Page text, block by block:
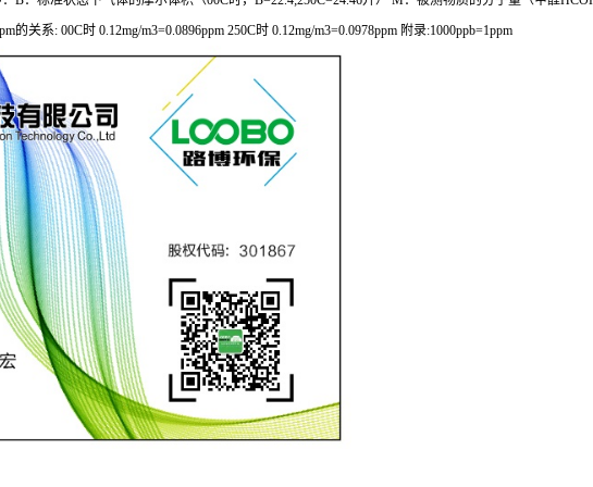
关系: 00C时 0.12mg/m3=0.0896ppm 250C时 0.12mg/m3=0.0978ppm 附录:1000ppb=1ppm